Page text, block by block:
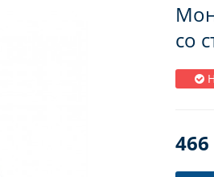
со